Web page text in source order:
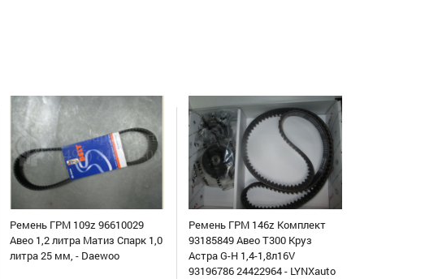
Ремень ГРМ 109z 96610029
Авео 1,2 литра Матиз Спарк 1,0
литра 25 мм, - Daewoo
Ремень ГРМ 146z Комплект
93185849 Авео Т300 Круз
Астра G-H 1,4-1,8л16V
93196786 24422964 - LYNXauto